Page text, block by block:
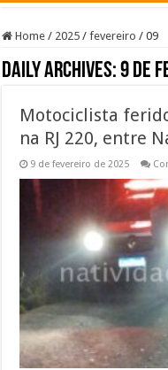
Home / 2025 / fevereiro / 09
Daily Archives:9 de
Motociclista
na RJ 220, entre
9 de fevereiro de 2025